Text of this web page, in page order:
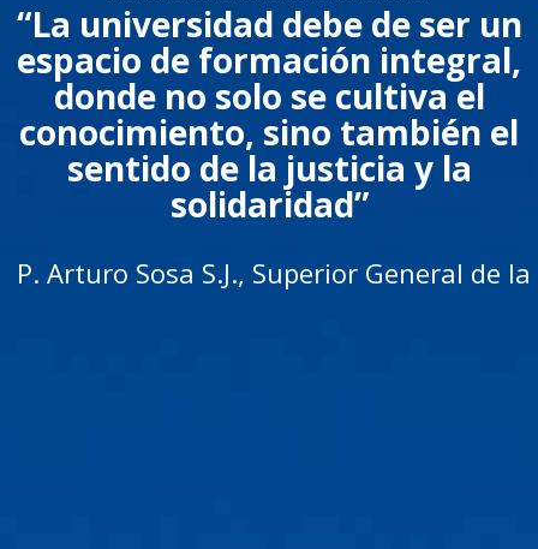
“La universidad debe de ser un
espacio de formación integral,
donde no solo se cultiva el
conocimiento, sino también el
sentido de la justicia y la
solidaridad”
P. Arturo Sosa S.J., Superior General de